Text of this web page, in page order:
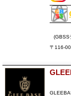
(GBSS
〒116-